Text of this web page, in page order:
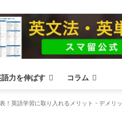
力を伸ばす コラム
！英語学習に取り入れるメリット・デメリ